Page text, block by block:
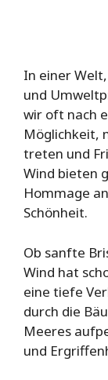
In einer
und
wir oft nach
Möglichkeit,
treten und
Wind bieten
Hommage
Schönheit.
Ob sanfte
Wind hat
eine tiefe
durch die
Meeres
und